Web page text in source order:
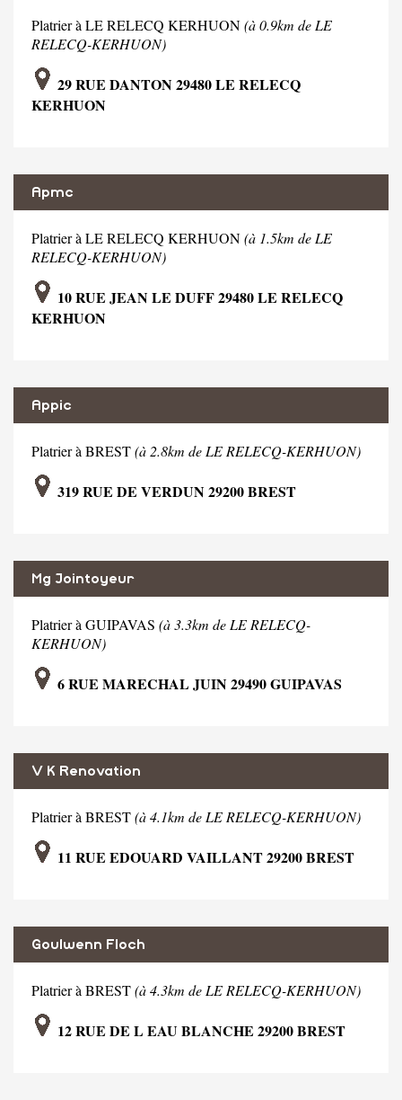
Platrier à LE RELECQ KERHUON(à 0.9km de LE
RELECQ-KERHUON)
29 RUE DANTON 29480 LE RELECQ
KERHUON
Apmc
Platrier à LE RELECQ KERHUON(à 1.5km de LE
RELECQ-KERHUON)
10 RUE JEAN LE DUFF 29480 LE RELECQ
KERHUON
Appic
Platrier à BREST(à 2.8km de LE RELECQ-KERHUON)
319 RUE DE VERDUN 29200 BREST
Mg Jointoyeur
Platrier à GUIPAVAS (à 3.3km de LE RELECQ-
KERHUON)
6 RUE MARECHAL JUIN 29490 GUIPAVAS
V K Renovation
Platrier à BREST(à 4.1km de LE RELECQ-KERHUON)
11 RUE EDOUARD VAILLANT 29200 BREST
Goulwenn Floch
Platrier à BREST(à 4.3km de LE RELECQ-KERHUON)
12 RUE DE L EAU BLANCHE 29200 BREST